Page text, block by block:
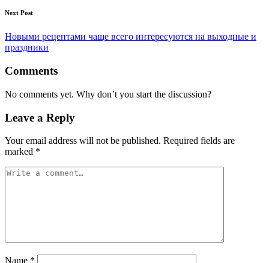
Next Post
Новыми рецептами чаще всего интересуются на выходные и
праздники
Comments
No comments yet. Why don’t you start the discussion?
Leave a Reply
Your email address will not be published. Required fields are
marked *
Name *